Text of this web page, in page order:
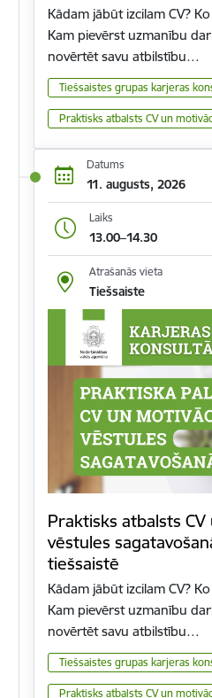
Kādam jābūt izcilam CV?
Kam pievērst uzmanību
novērtēt savu atbilstību…
Tiešsaistes grupas karjeras
Praktisks atbalsts CV un
Datums
11. augusts, 2026
Laiks
13.00–14.30
Atrašanās vieta
Tiešsaiste
Praktisks atbalsts
vēstules
tiešsaistē
Kādam jābūt izcilam CV?
Kam pievērst uzmanību
novērtēt savu atbilstību…
Tiešsaistes grupas karjeras
Praktisks atbalsts CV un